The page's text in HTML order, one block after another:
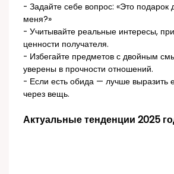
- Задайте себе вопрос: «Это подарок
меня?»
- Учитывайте реальные интересы,
ценности получателя.
- Избегайте предметов с двойным
уверены в прочности отношений.
- Если есть обида — лучше выразить
через вещь.
Актуальные тенденции 2025